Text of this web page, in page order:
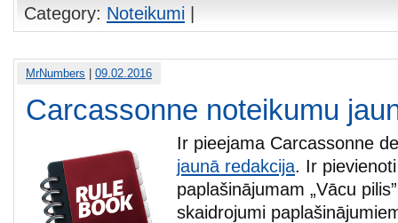
Category: Noteikumi
MrNumbers 09.02.2016
Carcassonne noteikumu
Ir pieejama Carcassonne
jaunā redakcija. Ir
paplašinājumam „Vācu
skaidrojumi